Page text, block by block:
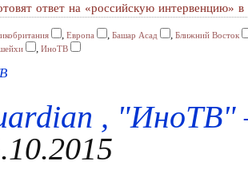
ответ на «российскую интервенцию»
, Европа , Башар Асад , Ближний Восток
, ИноТВ
, "ИноТВ"